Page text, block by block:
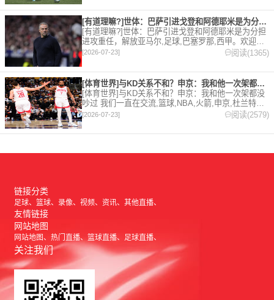
[有道理嘛?]世体：巴萨引进戈登和阿德耶米是为分担进攻重任，
[有道理嘛?]世体：巴萨引进戈登和阿德耶米是为分担
进攻重任，解放亚马尔,足球,巴塞罗那,西甲。欢迎收
藏本站，24小时为你更新最新的足球，篮球体育资
[2026-07-23] 阅读(1365)
[体育世界]与KD关系不和？申京：我和他一次架都没吵过 我们
[体育世界]与KD关系不和？申京：我和他一次架都没
吵过 我们一直在交流,篮球,NBA,火箭,申京,杜兰特。
欢迎收藏本站，24小时为你更新最新的足球，篮球体
育资讯。
[2026-07-23] 阅读(2579)
链接分类
足球 篮球 录像 视频 资讯 其他直播
友情链接
网站地图
网站地图 热门直播 篮球直播 足球直播
关注我们